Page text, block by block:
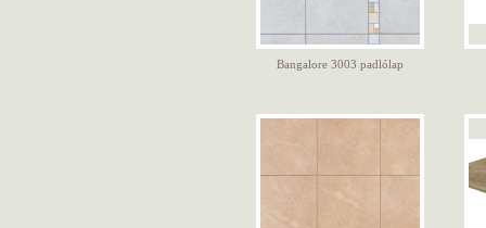
Bangalore 3003 padlólap